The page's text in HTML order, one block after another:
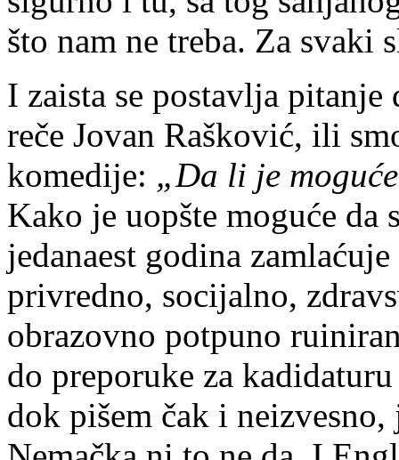
što nam ne treba. Za svaki
I zaista se postavlja
reče Jovan Rašković, ili
komedije: „Da li je
Kako je uopšte moguće
jedanaest godina
privredno, socijalno,
obrazovno potpuno
do preporuke za
dok pišem čak i neizvesno,